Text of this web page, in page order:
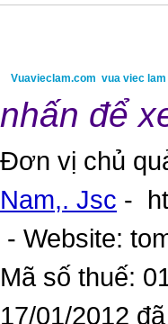
Vuavieclam.com vua viec lam
nhấn để
Đơn vị chủ
Nam,. Jsc -
- Website:
Mã số thuế:
17/01/2012